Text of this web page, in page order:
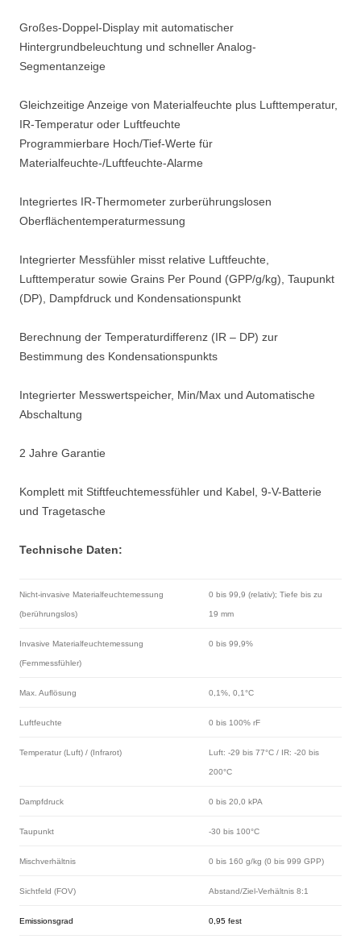
Großes-Doppel-Display mit automatischer
Hintergrundbeleuchtung und schneller Analog-
Segmentanzeige
Gleichzeitige Anzeige von Materialfeuchte plus Lufttemperatur,
IR-Temperatur oder Luftfeuchte
Programmierbare Hoch/Tief-Werte für
Materialfeuchte-/Luftfeuchte-Alarme
Integriertes IR-Thermometer zurberührungslosen
Oberﬂächentemperaturmessung
Integrierter Messfühler misst relative Luftfeuchte,
Lufttemperatur sowie Grains Per Pound (GPP/g/kg), Taupunkt
(DP), Dampfdruck und Kondensationspunkt
Berechnung der Temperaturdifferenz (IR – DP) zur
Bestimmung des Kondensationspunkts
Integrierter Messwertspeicher, Min/Max und Automatische
Abschaltung
2 Jahre Garantie
Komplett mit Stiftfeuchtemessfühler und Kabel, 9-V-Batterie
und Tragetasche
Technische Daten:
Nicht-invasive Materialfeuchtemessung
(berührungslos)
0 bis 99,9 (relativ); Tiefe bis zu
19 mm
Invasive Materialfeuchtemessung
(Fernmessfühler)
0 bis 99,9%
Max. Auﬂösung 0,1%, 0,1°C
Luftfeuchte 0 bis 100% rF
Temperatur (Luft) / (Infrarot) Luft: -29 bis 77°C / IR: -20 bis
200°C
Dampfdruck 0 bis 20,0 kPA
Taupunkt -30 bis 100°C
Mischverhältnis 0 bis 160 g/kg (0 bis 999 GPP)
Sichtfeld (FOV) Abstand/Ziel-Verhältnis 8:1
Emissionsgrad 0,95 fest